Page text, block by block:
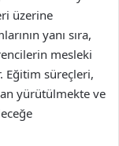
üzerine
yanı sıra,
mesleki
Eğitim süreçleri,
yürütülmekte ve